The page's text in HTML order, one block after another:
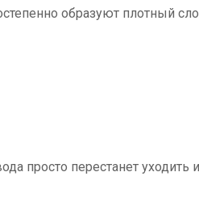
образуют плотный
просто перестанет уходить